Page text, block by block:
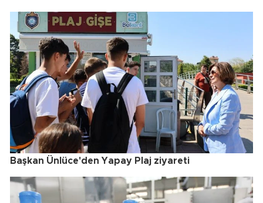
Başkan Ünlüce'den Yapay Plaj ziyareti